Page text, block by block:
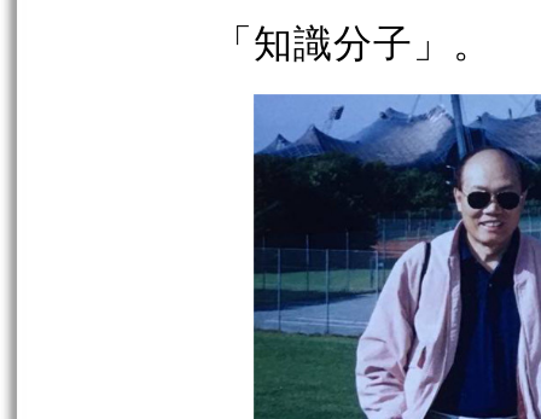
「知識分子」。